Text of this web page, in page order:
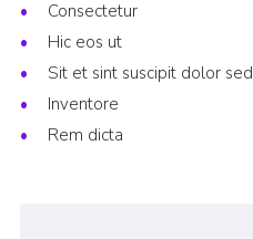
Contact
Join
Privacy Policy
Consectetur
Hic eos ut
Sit et sint suscipit dolor sed
Inventore
Rem dicta